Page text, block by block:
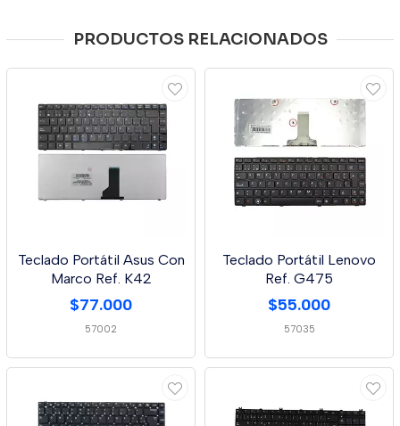
PRODUCTOS RELACIONADOS
Teclado Portátil Asus Con
Marco Ref. K42
$77.000
57002
Teclado Portátil Lenovo
Ref. G475
$55.000
57035